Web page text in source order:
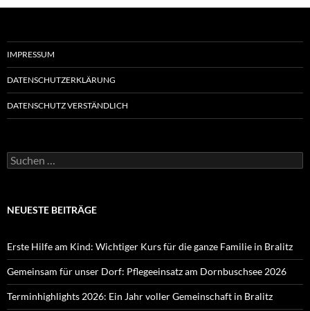
IMPRESSUM
DATENSCHUTZERKLÄRUNG
DATENSCHUTZ VERSTÄNDLICH
Suchen
nach:
NEUESTE BEITRÄGE
Erste Hilfe am Kind: Wichtiger Kurs für die ganze Familie in Bralitz
Gemeinsam für unser Dorf: Pflegeeinsatz am Dornbuschsee 2026
Terminhighlights 2026: Ein Jahr voller Gemeinschaft in Bralitz